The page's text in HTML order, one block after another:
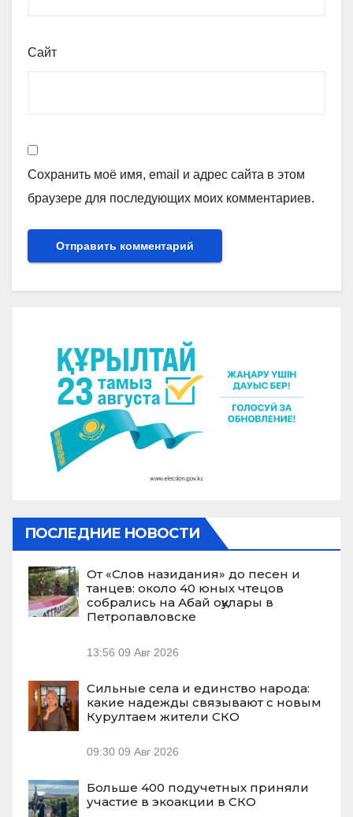
Сайт
Сохранить моё имя, email и адрес сайта в этом
браузере для последующих моих комментариев.
ПОСЛЕДНИЕ НОВОСТИ
От «Слов назидания» до песен и
танцев: около 40 юных чтецов
собрались на Абай оқулары в
Петропавловске
13:56 09 Авг 2026
Сильные села и единство народа:
какие надежды связывают с новым
Курултаем жители СКО
09:30 09 Авг 2026
Больше 400 подучетных приняли
участие в экоакции в СКО